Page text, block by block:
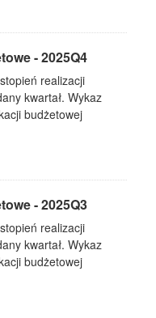
- 2025Q4
realizacji
kwartał. Wykaz
budżetowej
- 2025Q3
realizacji
kwartał. Wykaz
budżetowej